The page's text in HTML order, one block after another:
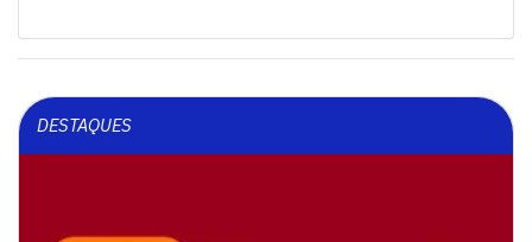
DESTAQUES